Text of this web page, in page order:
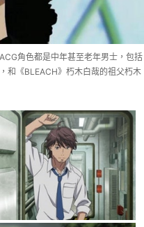
角色都是中年甚至老年男士，包括
和《BLEACH》朽木白哉的祖父朽木